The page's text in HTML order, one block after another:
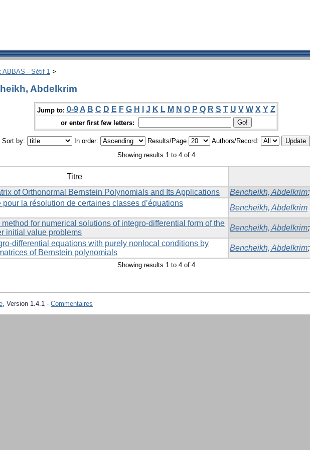
ABBAS - Sétif 1 >
Abdelkrim
Jump to: 0-9 A B C D E F G H J K L M N O P Q R S T U V W X Y Z
or enter first few letters:
Sort by: In order: Results/Page
Authors/Record:
Showing results 1 to 4 of 4
Titre
of Orthonormal Bernstein Polynomials and Its Applications Bencheikh, Abdelkrim;
la résolution de certaines classes d’équations
Bencheikh, Abdelkrim
for numerical solutions of integro-differential form of the
initial value problems
Bencheikh, Abdelkrim;
differential equations with purely nonlocal conditions by
of Bernstein polynomials
Bencheikh, Abdelkrim;
Showing results 1 to 4 of 4
, Version 1.4.1 - Commentaires